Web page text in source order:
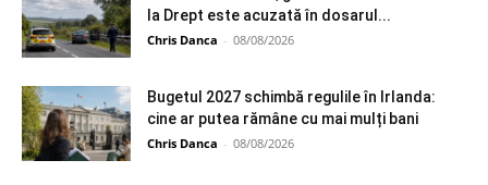
la Drept este acuzată în dosarul...
Chris Danca - 08/08/2026
Bugetul 2027 schimbă regulile în Irlanda:
cine ar putea rămâne cu mai mulți bani
Chris Danca - 08/08/2026